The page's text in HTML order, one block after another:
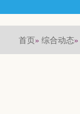
首页» 综合动态»